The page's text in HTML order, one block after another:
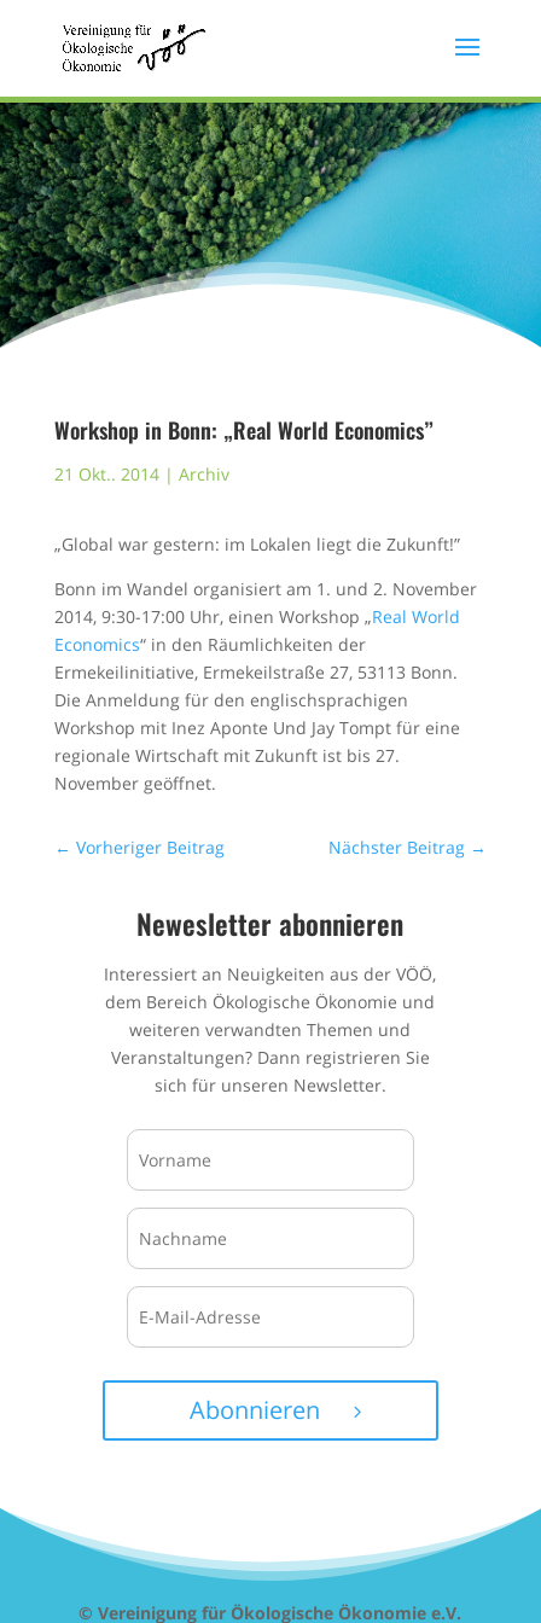
Workshop in Bonn: „Real World Economics”
21 Okt.. 2014| Archiv
„Global war gestern: im Lokalen liegt die Zukunft!”
Bonn im Wandel organisiert am 1. und 2. November
2014, 9:30-17:00 Uhr, einen Workshop „Real World
Economics“ in den Räumlichkeiten der
Ermekeilinitiative, Ermekeilstraße 27, 53113 Bonn.
Die Anmeldung für den englischsprachigen
Workshop mit Inez Aponte Und Jay Tompt für eine
regionale Wirtschaft mit Zukunft ist bis 27.
November geöffnet.
← Vorheriger Beitrag Nächster Beitrag →
Newesletter abonnieren
Interessiert an Neuigkeiten aus der VÖÖ,
dem Bereich Ökologische Ökonomie und
weiteren verwandten Themen und
Veranstaltungen? Dann registrieren Sie
sich für unseren Newsletter.
Abonnieren
© Vereinigung für Ökologische Ökonomie e.V.